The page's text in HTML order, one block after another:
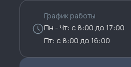
График работы
Пн - Чт: с 8:00 до 17:00
Пт: с 8:00 до 16:00